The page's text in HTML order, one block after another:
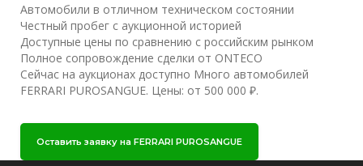
Автомобили в отличном техническом состоянии
Честный пробег с аукционной историей
Доступные цены по сравнению с российским рынком
Полное сопровождение сделки от ONTECO
Сейчас на аукционах доступно Много автомобилей
FERRARI PUROSANGUE. Цены: от 500 000 ₽.
Оставить заявку на FERRARI PUROSANGUE